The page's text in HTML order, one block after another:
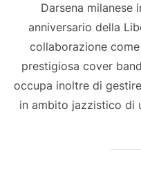
Darsena milanese
anniversario della
collaborazione
prestigiosa cover
occupa inoltre di
in ambito jazzistico di